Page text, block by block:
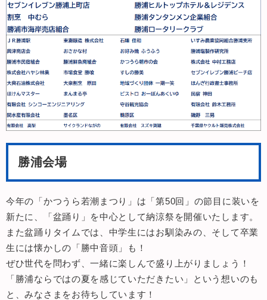
勝浦会場
今年の「かつうら若潮まつり」は「第50回」の節目に装いを
新たに、「盆踊り」を中心として納涼祭を開催いたします。
また盆踊りタイムでは、中学生にはお馴染みの、そして卒業
生には懐かしの「勝中音頭」も！
ぜひ世代を問わず、一緒に楽しんで盛り上がりましょう！
「勝浦ならではの夏を感じていただきたい」という想いのも
と、みなさまをお待ちしています！​